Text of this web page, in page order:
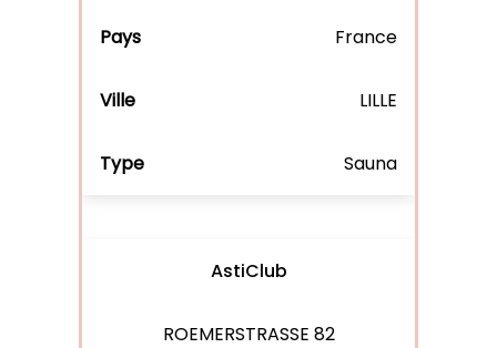
France
LILLE
Sauna
AstiClub
ROEMERSTRASSE 82